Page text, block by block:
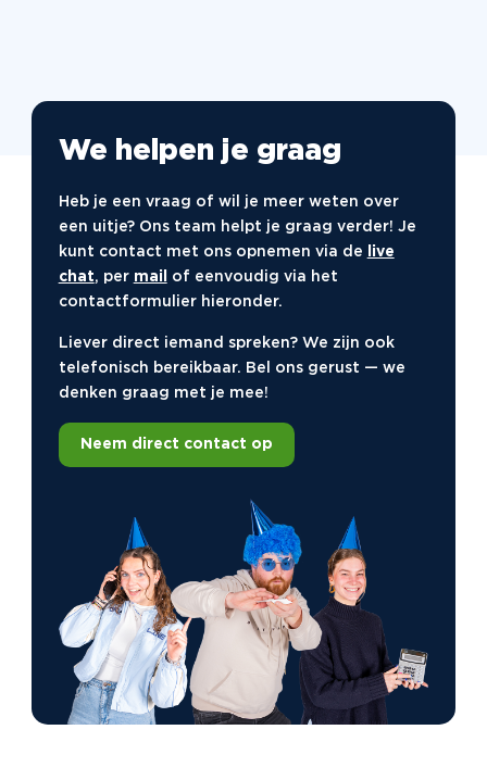
We helpen je graag
Heb je een vraag of wil je meer weten over
een uitje? Ons team helpt je graag verder! Je
kunt contact met ons opnemen via de
live
chat, per mail
of eenvoudig via het
contactformulier hieronder.
Liever direct iemand spreken? We zijn ook
telefonisch bereikbaar. Bel ons gerust — we
denken graag met je mee!
Neem direct contact op